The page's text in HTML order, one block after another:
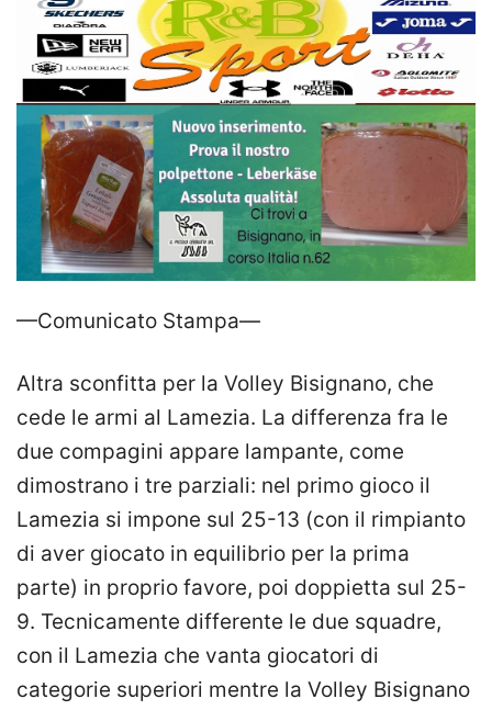
—Comunicato Stampa—
Altra sconfitta per la Volley Bisignano, che
cede le armi al Lamezia. La differenza fra le
due compagini appare lampante, come
dimostrano i tre parziali: nel primo gioco il
Lamezia si impone sul 25-13 (con il rimpianto
di aver giocato in equilibrio per la prima
parte) in proprio favore, poi doppietta sul 25-
9. Tecnicamente differente le due squadre,
con il Lamezia che vanta giocatori di
categorie superiori mentre la Volley Bisignano